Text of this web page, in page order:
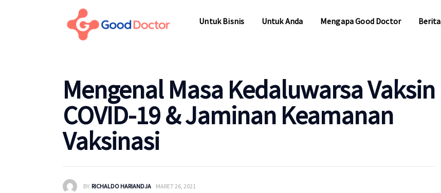
Untuk Bisnis Untuk Anda Mengapa Good Doctor Berita
Mengenal Masa Kedaluwarsa Vaksin
COVID-19 & Jaminan Keamanan
Vaksinasi
BY RICHALDO HARIANDJA MARET 26, 2021